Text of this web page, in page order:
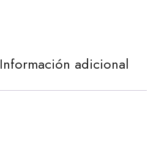
Información adicional